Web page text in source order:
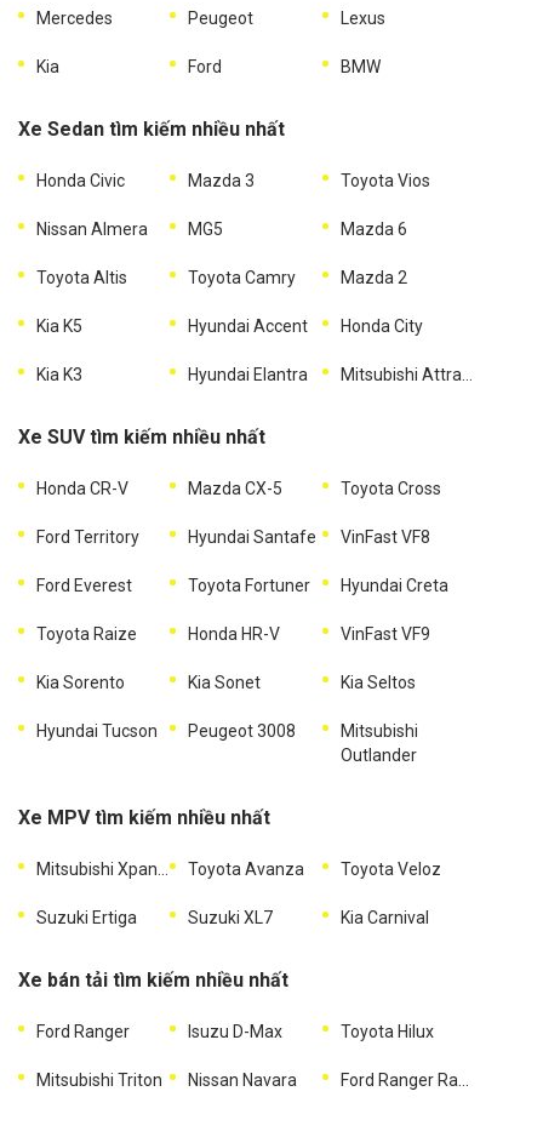
Mercedes Peugeot Lexus
Kia Ford BMW
Xe Sedan tìm kiếm nhiều nhất
Honda Civic Mazda 3 Toyota Vios
Nissan Almera MG5 Mazda 6
Toyota Altis Toyota Camry Mazda 2
Kia K5 Hyundai Accent Honda City
Kia K3 Hyundai Elantra Mitsubishi Attrage
Xe SUV tìm kiếm nhiều nhất
Honda CR-V Mazda CX-5 Toyota Cross
Ford Territory Hyundai Santafe VinFast VF8
Ford Everest Toyota Fortuner Hyundai Creta
Toyota Raize Honda HR-V VinFast VF9
Kia Sorento Kia Sonet Kia Seltos
Hyundai Tucson Peugeot 3008
Mitsubishi
Outlander
Xe MPV tìm kiếm nhiều nhất
Mitsubishi Xpander Toyota Avanza Toyota Veloz
Suzuki Ertiga Suzuki XL7 Kia Carnival
Xe bán tải tìm kiếm nhiều nhất
Ford Ranger Isuzu D-Max Toyota Hilux
Mitsubishi Triton Nissan Navara Ford Ranger Raptor